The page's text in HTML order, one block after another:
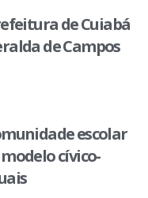
de Cuiabá
de Campos
escolar
cívico-